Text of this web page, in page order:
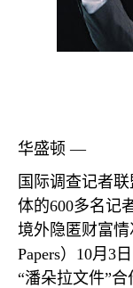
华盛顿 —
国际调查记者
体的600多名记
境外隐匿财富情
Papers） 10月 3
“潘朵拉文件”